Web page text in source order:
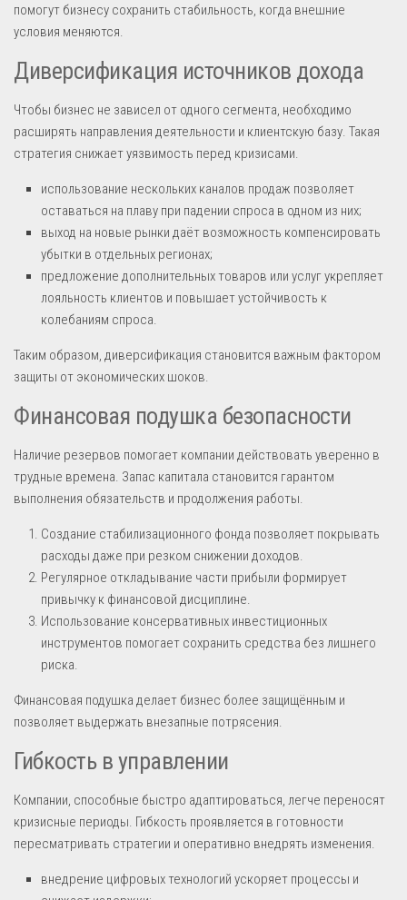
помогут бизнесу сохранить стабильность, когда внешние
условия меняются.
Диверсификация источников дохода
Чтобы бизнес не зависел от одного сегмента, необходимо
расширять направления деятельности и клиентскую базу. Такая
стратегия снижает уязвимость перед кризисами.
использование нескольких каналов продаж позволяет
оставаться на плаву при падении спроса в одном из них;
выход на новые рынки даёт возможность компенсировать
убытки в отдельных регионах;
предложение дополнительных товаров или услуг укрепляет
лояльность клиентов и повышает устойчивость к
колебаниям спроса.
Таким образом, диверсификация становится важным фактором
защиты от экономических шоков.
Финансовая подушка безопасности
Наличие резервов помогает компании действовать уверенно в
трудные времена. Запас капитала становится гарантом
выполнения обязательств и продолжения работы.
Создание стабилизационного фонда позволяет покрывать
расходы даже при резком снижении доходов.
Регулярное откладывание части прибыли формирует
привычку к финансовой дисциплине.
Использование консервативных инвестиционных
инструментов помогает сохранить средства без лишнего
риска.
Финансовая подушка делает бизнес более защищённым и
позволяет выдержать внезапные потрясения.
Гибкость в управлении
Компании, способные быстро адаптироваться, легче переносят
кризисные периоды. Гибкость проявляется в готовности
пересматривать стратегии и оперативно внедрять изменения.
внедрение цифровых технологий ускоряет процессы и